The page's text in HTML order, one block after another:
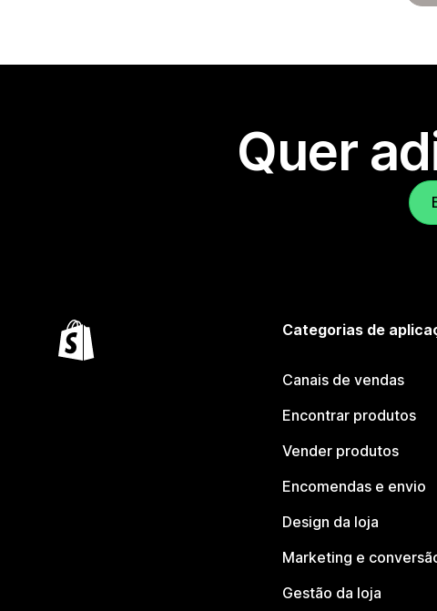
Quer
Categorias de
Canais de vendas
Encontrar produtos
Vender produtos
Encomendas e envio
Design da loja
Marketing e
Gestão da loja